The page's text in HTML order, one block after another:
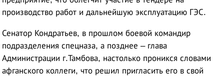
производство работ и дальнейшую эксплуатацию ГЭС.
Сенатор Кондратьев, в прошлом боевой командир
подразделения спецназа, а позднее – глава
Администрации г.Тамбова, настолько проникся словами
афганского коллеги, что решил пригласить его в свой